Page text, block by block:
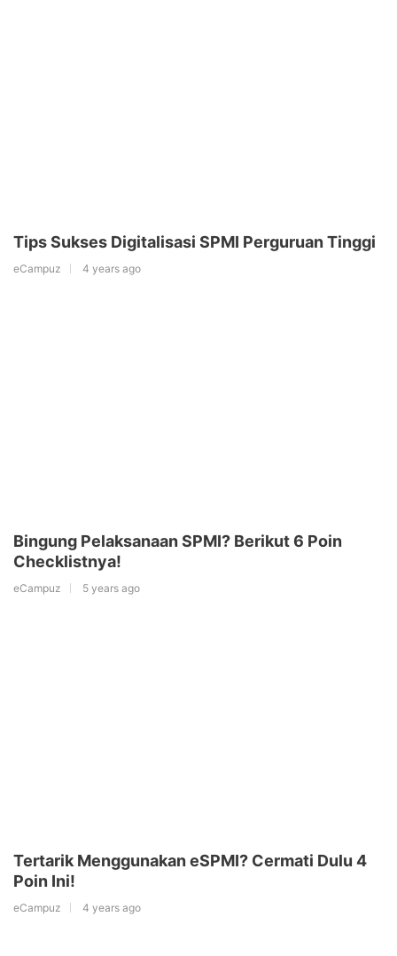
Tips Sukses Digitalisasi SPMI Perguruan Tinggi
eCampuz 4 years ago
Bingung Pelaksanaan SPMI? Berikut 6 Poin
Checklistnya!
eCampuz 5 years ago
Tertarik Menggunakan eSPMI? Cermati Dulu 4
Poin Ini!
eCampuz 4 years ago